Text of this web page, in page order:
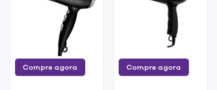
Compre agora Compre agora